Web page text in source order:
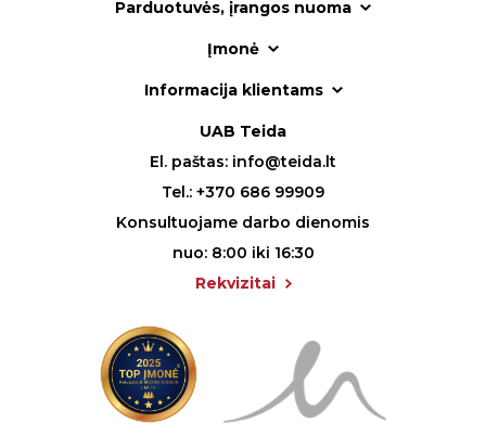
Parduotuvės, įrangos nuoma
Įmonė
Informacija klientams
UAB Teida
El. paštas: info@teida.lt
Tel.: +370 686 99909
Konsultuojame darbo dienomis
nuo: 8:00 iki 16:30
Rekvizitai